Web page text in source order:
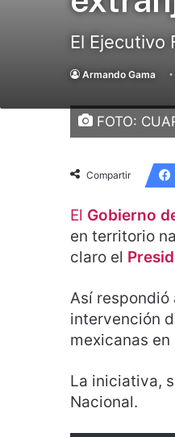
El Ejecutivo
Armando Gama
FOTO:
Compartir
El Gobierno
en territorio
claro el
Así respondió
intervención
mexicanas
La iniciativa,
Nacional.